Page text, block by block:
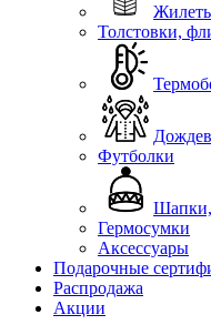
Толстовки,
Футболки
Гермосумки
Аксессуары
Подарочные
Распродажа
Акции